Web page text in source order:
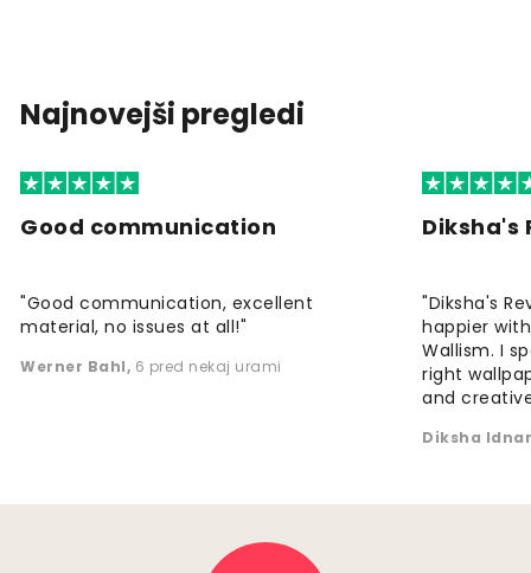
Najnovejši pregledi
Good communication
"Good communication, excellent
material, no issues at all!"
Werner Bahl, 6 pred nekaj urami
Diksha's
"Diksha's
happier
Wallism. I
right
and
Diksha